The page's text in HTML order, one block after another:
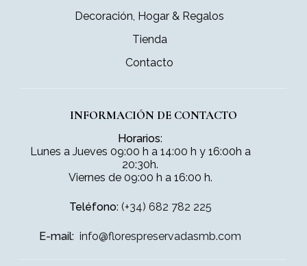
Decoración, Hogar & Regalos
Tienda
Contacto
INFORMACIÓN DE CONTACTO
Horarios:
Lunes a Jueves 09:00 h a 14:00 h y 16:00h a
20:30h.
Viernes de 09:00 h a 16:00 h.
Teléfono: (+34) 682 782 225
E-mail: info@florespreservadasmb.com